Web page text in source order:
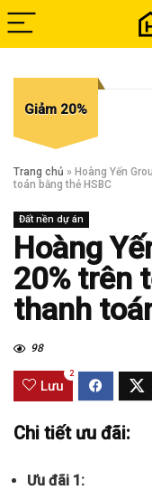
Giảm 20%
Trang chủ » Hoàng Yến
toán bằng thẻ HSBC
Đất nền dự án
Hoàng
20% trên
thanh
98
Lưu
2
Chi tiết ưu đãi:
Ưu đãi 1: